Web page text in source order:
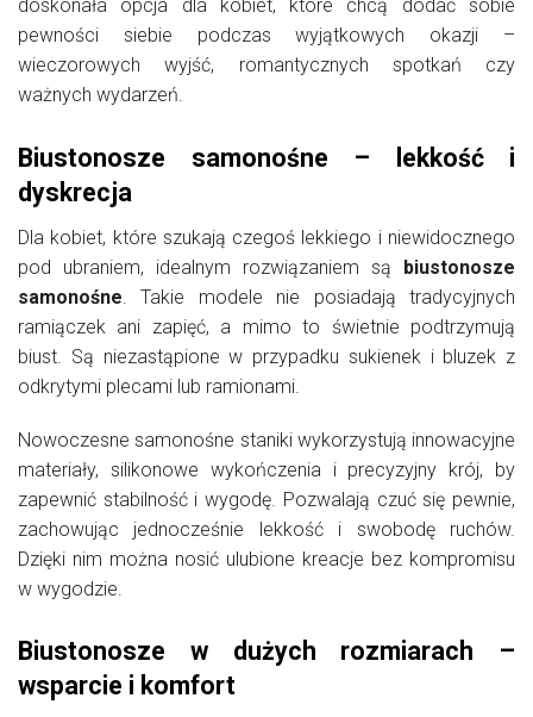
doskonała opcja dla kobiet, które chcą dodać sobie
pewności siebie podczas wyjątkowych okazji –
wieczorowych wyjść, romantycznych spotkań czy
ważnych wydarzeń.
Biustonosze samonośne – lekkość i
dyskrecja
Dla kobiet, które szukają czegoś lekkiego i niewidocznego
pod ubraniem, idealnym rozwiązaniem są biustonosze
samonośne . Takie modele nie posiadają tradycyjnych
ramiączek ani zapięć, a mimo to świetnie podtrzymują
biust. Są niezastąpione w przypadku sukienek i bluzek z
odkrytymi plecami lub ramionami.
Nowoczesne samonośne staniki wykorzystują innowacyjne
materiały, silikonowe wykończenia i precyzyjny krój, by
zapewnić stabilność i wygodę. Pozwalają czuć się pewnie,
zachowując jednocześnie lekkość i swobodę ruchów.
Dzięki nim można nosić ulubione kreacje bez kompromisu
w wygodzie.
Biustonosze w dużych rozmiarach –
wsparcie i komfort